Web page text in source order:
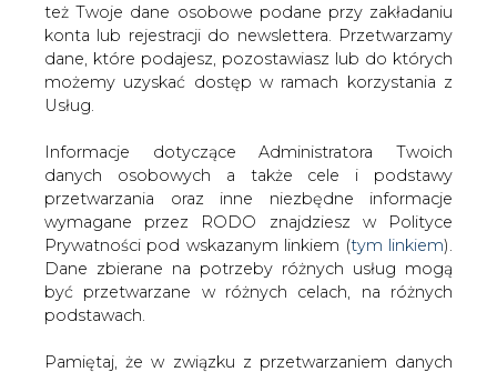
też Twoje dane osobowe podane przy zakładaniu
konta lub rejestracji do newslettera. Przetwarzamy
dane, które podajesz, pozostawiasz lub do których
możemy uzyskać dostęp w ramach korzystania z
Usług.
Informacje dotyczące Administratora Twoich
danych osobowych a także cele i podstawy
przetwarzania oraz inne niezbędne informacje
wymagane przez RODO znajdziesz w Polityce
Prywatności pod wskazanym linkiem (tym linkiem).
Dane zbierane na potrzeby różnych usług mogą
być przetwarzane w różnych celach, na różnych
podstawach.
Pamiętaj, że w związku z przetwarzaniem danych
Strona główna
SERWIS INFORMACYJNY CIRE
/ Biały Węgiel dla PKE
2006-11-10 00:00
skomentuj
udostępnij:
Biały Węgiel dla PKE